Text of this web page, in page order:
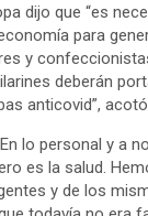
dijo que “es
para
y
deberán
anticovid”,
lo personal y a
es la salud.
y de los